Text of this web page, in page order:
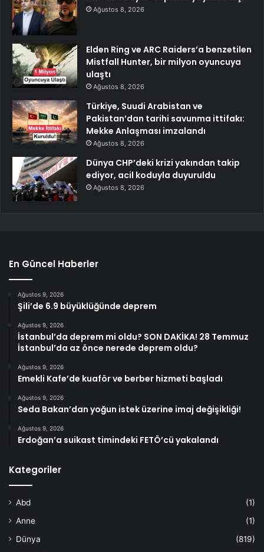
Ağustos 8, 2026
Elden Ring ve ARC Raiders’a benzetilen
Mistfall Hunter, bir milyon oyuncuya
ulaştı
Ağustos 8, 2026
Türkiye, Suudi Arabistan ve
Pakistan’dan tarihi savunma ittifakı:
Mekke Anlaşması imzalandı
Ağustos 8, 2026
Dünya CHP’deki krizi yakından takip
ediyor, acil koduyla duyuruldu
Ağustos 8, 2026
En Güncel Haberler
Ağustos 9, 2026
Şili’de 6.9 büyüklüğünde deprem
Ağustos 9, 2026
İstanbul’da deprem mi oldu? SON DAKİKA! 28 Temmuz
İstanbul’da az önce nerede deprem oldu?
Ağustos 9, 2026
Emekli Kafe’de kuaför ve berber hizmeti başladı
Ağustos 9, 2026
Seda Bakan’dan yoğun istek üzerine imaj değişikliği!
Ağustos 9, 2026
Erdoğan’a suikast timindeki FETÖ’cü yakalandı
Kategoriler
Abd
(1)
Anne
(1)
Dünya
(819)